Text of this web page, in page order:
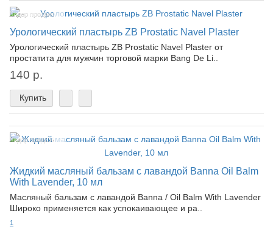
Лидер продаж!
Урологический пластырь ZB Prostatic Navel Plaster
Урологический пластырь ZB Prostatic Navel Plaster от
простатита для мужчин торговой марки Bang De Li..
140 р.
Купить
Лидер продаж!
Жидкий масляный бальзам с лавандой Banna Oil Balm
With Lavender, 10 мл
Масляный бальзам с лавандой Banna / Oil Balm With Lavender
Широко применяется как успокаивающее и ра..
1